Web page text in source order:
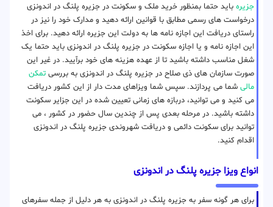
جزیره باید حتما بمنظور خرید ملک و سکونت در جزیره پلنگ در اندونزی
درخواست های رسمی مطابق با قوانین ارائه دهید و مدارک خود را نیز در
راستای دریافت این اجازه نامه ها به دولت این جزیره ارائه دهید. برای اخذ
این اجازه نامه و یا اجازه سکونت در جزیره پلنگ در اندونزی باید حتما یک
شغل مناسب داشته باشید تا از عهده هزینه های خود برآیید. در غیر این
صورت سازمان های ذی صلاح در جزیره پلنگ در اندونزی به بررسی تمکن
مالی شما می پردازند. سپس شما ویزاهای مدت دار از این کشور دریافت
می کنید و می توانید، دربازه های زمانی تعیین شده در این جزایر سکونت
داشته باشید. در مرحله بعدی پس از چندین سال حضور در کشور ، می
توانید برای سکونت دائمی و دریافت شهروندی جزیره پلنگ در اندونزی
اقدام کنید.
انواع ویزا جزیره پلنگ در اندونزی
برای هر گونه سفر به جزیره پلنگ در اندونزی به هر دلیل از جمله سفرهای